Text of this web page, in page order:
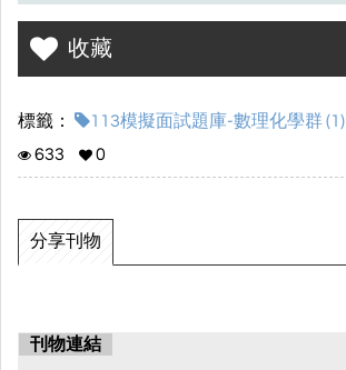
收藏
標籤：
113模擬面試題庫-數理化學群 (1)
633
0
分享刊物
刊物連結